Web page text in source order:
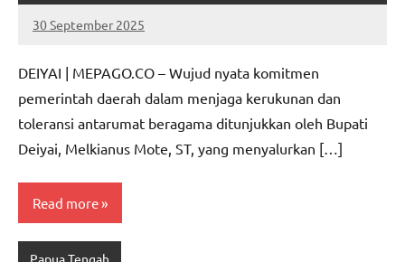
30 September 2025
MEPAGO
No
DEIYAI | MEPAGO.CO – Wujud nyata komitmen
pemerintah daerah dalam menjaga kerukunan dan
toleransi antarumat beragama ditunjukkan oleh Bupati
Deiyai, Melkianus Mote, ST, yang menyalurkan […]
Read more
Papua Tengah